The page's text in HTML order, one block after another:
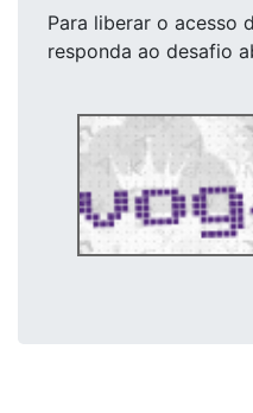
Para liberar o acesso
responda ao desafio